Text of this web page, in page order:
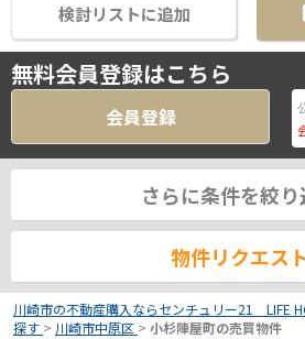
検討リストに追加
無料会員登録はこちら
会員登録
さらに条件を絞り
物件リクエス
川崎市の不動産購入ならセンチュリー21 LIFE
探す > 川崎市中原区 > 小杉陣屋町の売買物件